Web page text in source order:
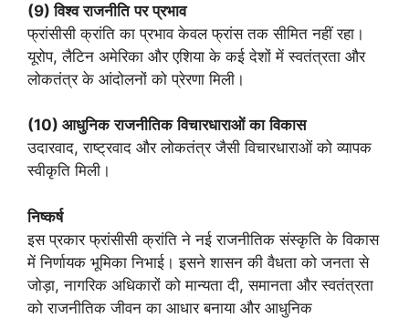
(9)विश्व राजनीति पर प्रभाव
फ्रांसीसी क्रांति का प्रभाव केवल फ्रांस तक सीमित नहीं रहा।
यूरोप, लैटिन अमेरिका और एशिया के कई देशों में स्वतंत्रता और
लोकतंत्र के आंदोलनों को प्रेरणा मिली।
(10) आधुनिक राजनीतिक विचारधाराओं का विकास
उदारवाद, राष्ट्रवाद और लोकतंत्र जैसी विचारधाराओं को व्यापक
स्वीकृति मिली।
निष्कर्ष
इस प्रकार फ्रांसीसी क्रांति ने नई राजनीतिक संस्कृति के विकास
में निर्णायक भूमिका निभाई। इसने शासन की वैधता को जनता से
जोड़ा, नागरिक अधिकारों को मान्यता दी, समानता और स्वतंत्रता
को राजनीतिक जीवन का आधार बनाया और आधुनिक